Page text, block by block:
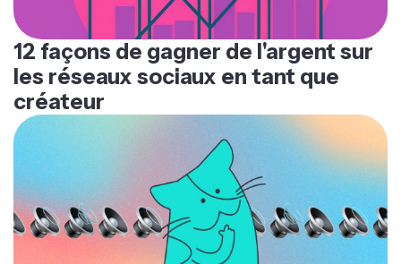
12 façons de gagner de l'argent sur
les réseaux sociaux en tant que
créateur